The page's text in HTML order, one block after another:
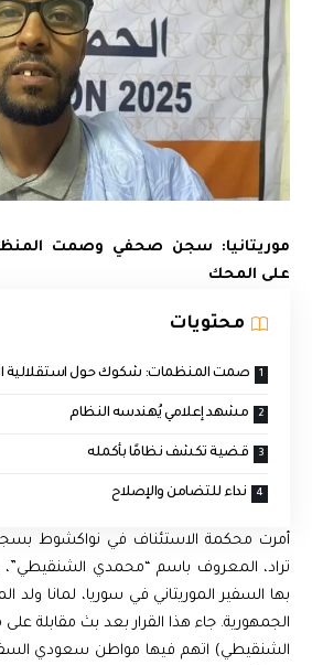
موريتانيا: سجن صحفي وصمت
على المحك
محتويات
صمت المنظمات: شكوك حول استقلالية
مشهد إعلامي يُهندسه النظام
قضية تكشف نظامًا بأكمله
نداء للتضامن والإصلاح
أمرت محكمة الاستئناف في نواكشوط
تراد، المعروف باسم “محمدي
بها السفير الموريتاني في سوريا، لمانا
الجمهورية. جاء هذا القرار بعد بث مقابلة
الشنقيطي) اتهم فيها مواطن سعودي السفير